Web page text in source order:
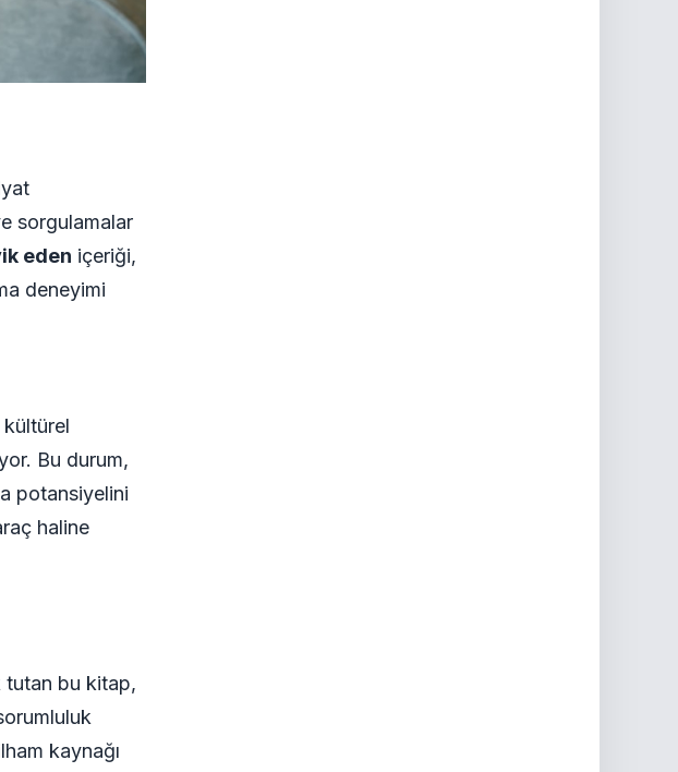
sorgulamalar
eden içeriği,
deneyimi
kültürel
Bu durum,
potansiyelini
haline
tutan bu kitap,
kaynağı